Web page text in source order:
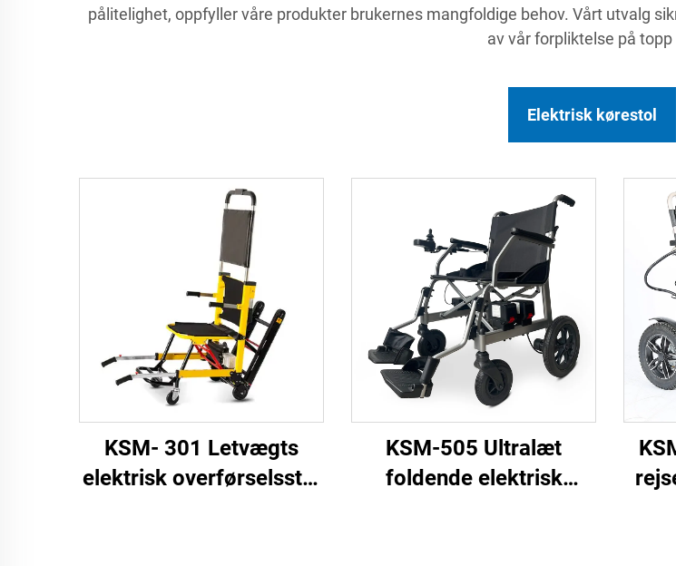
pålitelighet, oppfyller våre produkter brukernes mangfoldige behov. Vårt utvalg
av vår forpliktelse på
Elektrisk kørestol
KSM- 301 Letvægts
elektrisk overførselsstol
KSM-505 Ultralæt
foldende elektrisk